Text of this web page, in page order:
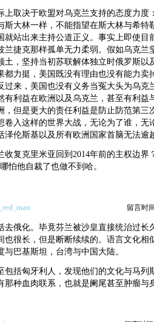
上取决于欧盟对乌克兰支持的态度力度
斯大林一样，不能指望在斯大林与希特
就站出来主持公道正义。事实上即使目
兰捷克那样孤单无力柔弱。假如乌克兰
土，坚持当初苏联解体独立时俄罗斯以
都力挺，美国既没有理由也没有能力卖
过来，美国也没有义务当冤大头为乌克
有利益在欧洲以及乌克兰，甚至有利益
，但是更大的责任利益是防止防范第三
卷入这样的世界大战，无论为了谁，无
泽伦斯基以及所有欧洲国家首脑无法逾
收复克里米亚回到2014年前的主权边界
怕他自裁了也做不到哈。
留言时
去俄化。毕竟芬兰被沙皇直接统治过长
也很长，但是断断续续的。语言文化相
与巴基斯坦，台湾与中国大陆。
包括匈牙利人，发现他们的文化与马列
那种血肉联系，也就是阑尾甚至肿瘤与